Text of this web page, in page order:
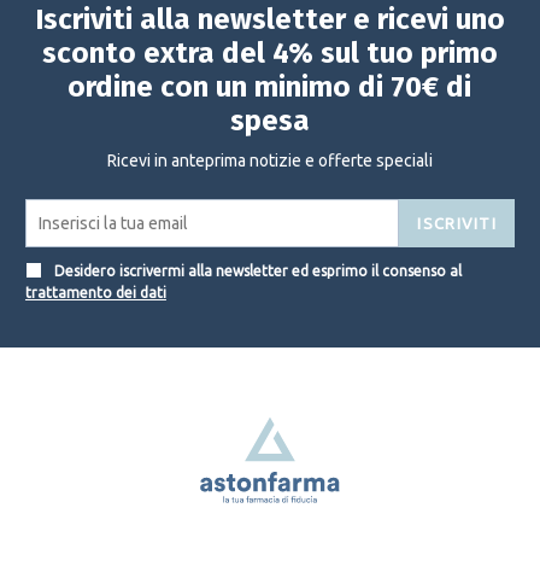
Iscriviti alla newsletter e ricevi uno
sconto extra del 4% sul tuo primo
ordine con un minimo di 70€ di
spesa
Ricevi in anteprima notizie e offerte speciali
ISCRIVITI
Desidero iscrivermi alla newsletter ed esprimo il consenso al
trattamento dei dati